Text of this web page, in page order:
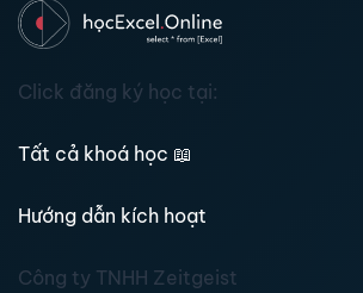
Click đăng ký học tại:
Tất cả khoá học 📖
Hướng dẫn kích hoạt
Công ty TNHH Zeitgeist